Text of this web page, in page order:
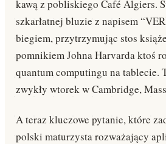
Common App krok po kroku: poradnik
Aplikacje · 15 min · 16 771 wyświetleń — od
złożenie aplikacji.
Need-blind vs Need-aware dla Polaków
Stypendia · 10 min · 9 432 wyświetleń — jak
Twoje szanse.
kawą z pobliskiego Café Algiers.
szkarłatnej bluzie z napisem
biegiem, przytrzymując stos
pomnikiem Johna Harvarda ktoś
quantum computingu na tablecie.
zwykły wtorek w Cambridge,
A teraz kluczowe pytanie, które
polski maturzysta rozważający